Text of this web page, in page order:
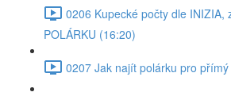
0206 Kupecké počty dle INIZIA,
POLÁRKU (16:20)
0207 Jak najít polárku pro